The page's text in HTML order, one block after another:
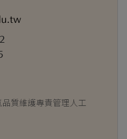
質維護專責管理人工